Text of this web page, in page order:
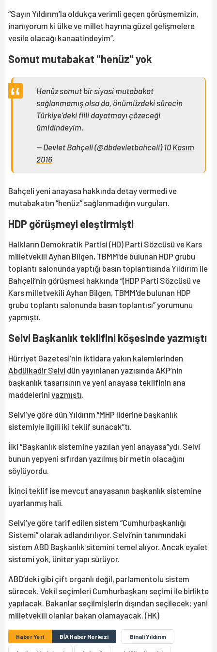
“Sayın Yıldırım’la oldukça verimli geçen görüşmemizin,
inanıyorum ki ülke ve millet hayrına güzel gelişmelere
vesile olacağı kanaatindeyim”.
Somut mutabakat "henüz" yok
Henüz somut bir siyasi mutabakat
sağlanmamış olsa da, önümüzdeki sürecin
Türkiye’deki fiili dayatmayı çözeceği
ümidindeyim.
— Devlet Bahçeli (@dbdevletbahceli)10 Kasım
2016
Bahçeli yeni anayasa hakkında detay vermedi ve
mutabakatın “henüz” sağlanmadığın vurguları.
HDP görüşmeyi eleştirmişti
Halkların Demokratik Partisi (HD) Parti Sözcüsü ve Kars
milletvekili Ayhan Bilgen, TBMM'de bulunan HDP grubu
toplantı salonunda yaptığı basın toplantısında Yıldırım ile
Bahçeli’nin görüşmesi hakkında “(HDP Parti Sözcüsü ve
Kars milletvekili Ayhan Bilgen, TBMM'de bulunan HDP
grubu toplantı salonunda basın toplantısı” yorumunu
yapmıştı.
Selvi Başkanlık teklifini köşesinde yazmıştı
Hürriyet Gazetesi’nin iktidara yakın kalemlerinden
Abdülkadir Selvi dün yayınlanan yazısında AKP’nin
başkanlık tasarısının ve yeni anayasa teklifinin ana
maddelerini yazmıştı.
Selvi’ye göre dün Yıldırım “MHP liderine başkanlık
sistemiyle ilgili iki teklif sunacak”tı.
İlki “Başkanlık sistemine yazılan yeni anayasa”ydı. Selvi
bunun yepyeni sıfırdan yazılmış bir metin olacağını
söylüyordu.
İkinci teklif ise mevcut anayasanın başkanlık sistemine
uyarlanmış hali.
Selvi’ye göre tarif edilen sistem “Cumhurbaşkanlığı
Sistemi” olarak adlandırılıyor. Selvi’nin tanımındaki
sistem ABD Başkanlık sitemini temel alıyor. Ancak eyalet
sistemi yok, üniter yapı sürüyor.
ABD’deki gibi çift organlı değil, parlamentolu sistem
sürecek. Vekil seçimleri Cumhurbaşkanı seçimi ile birlikte
yapılacak. Bakanlar seçilmişlerin dışından seçilecek; yani
milletvekili olanlar bakan olamayacak. (HK)
Haber Yeri BİA Haber Merkezi Binali Yıldırım